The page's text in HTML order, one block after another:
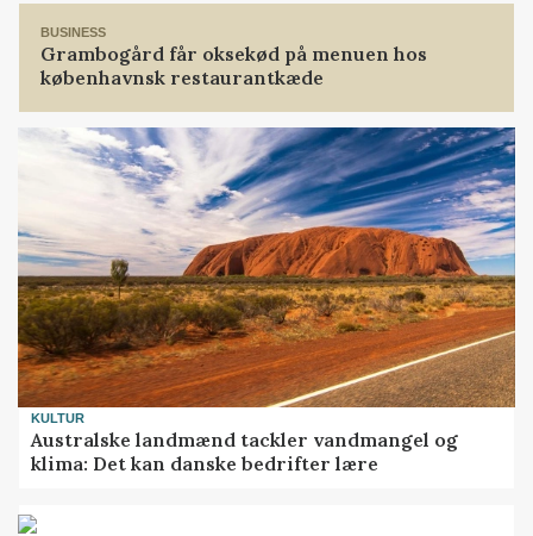
BUSINESS
Grambogård får oksekød på menuen hos
københavnsk restaurantkæde
KULTUR
Australske landmænd tackler vandmangel og
klima: Det kan danske bedrifter lære